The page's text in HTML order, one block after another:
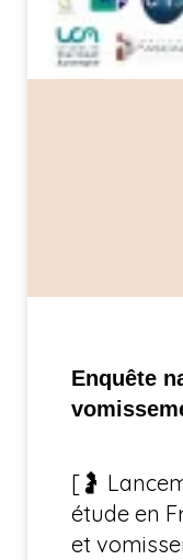
Enquête
[🤰
étude en
et